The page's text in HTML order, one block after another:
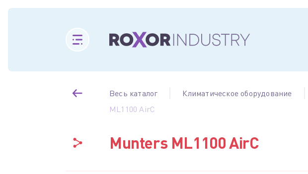
Весь каталог Климатическое оборудование
ML1100 AirC
Munters ML1100 AirC